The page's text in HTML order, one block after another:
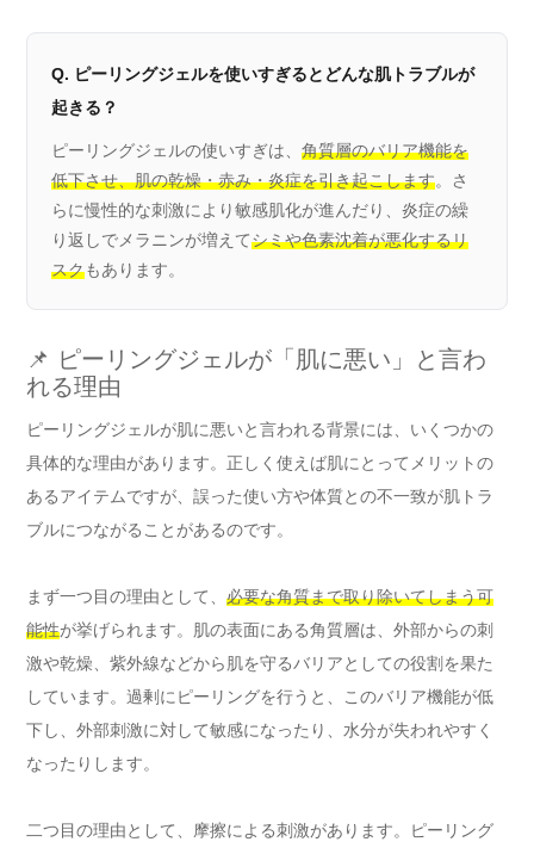
Q. ピーリングジェルを使いすぎるとどんな肌トラブルが
起きる？
ピーリングジェルの使いすぎは、 角質層のバリア機能を
低下させ、肌の乾燥・赤み・炎症を引き起こします。さ
らに慢性的な刺激により敏感肌化が進んだり、炎症の繰
り返しでメラニンが増えてシミや色素沈着が悪化するリ
スクもあります。
📌 ピーリングジェルが「肌に悪い」と言わ
れる理由
ピーリングジェルが肌に悪いと言われる背景には、いくつかの
具体的な理由があります。正しく使えば肌にとってメリットの
あるアイテムですが、誤った使い方や体質との不一致が肌トラ
ブルにつながることがあるのです。
まず一つ目の理由として、 必要な角質まで取り除いてしまう可
能性が挙げられます。肌の表面にある角質層は、外部からの刺
激や乾燥、紫外線などから肌を守るバリアとしての役割を果た
しています。過剰にピーリングを行うと、このバリア機能が低
下し、外部刺激に対して敏感になったり、水分が失われやすく
なったりします。
二つ目の理由として、摩擦による刺激があります。ピーリング